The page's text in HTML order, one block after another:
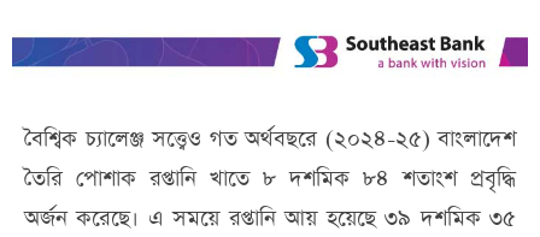
বৈশ্বিক চ্যালেঞ্জ সত্ত্বেও গত অর্থবছরে (২০২৪-২৫) বাংলাদেশ
তৈরি পোশাক রপ্তানি খাতে ৮ দশমিক ৮৪ শতাংশ প্রবৃদ্ধি
অর্জন করেছে। এ সময়ে রপ্তানি আয় হয়েছে ৩৯ দশমিক ৩৫